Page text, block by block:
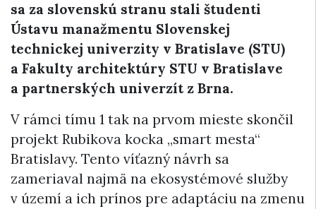
sa za slovenskú stranu stali študenti
Ústavu manažmentu Slovenskej
technickej univerzity v Bratislave (STU)
a Fakulty architektúry STU v Bratislave
a partnerských univerzít z Brna.
V rámci tímu 1 tak na prvom mieste skončil
projekt Rubikova kocka „smart mesta“
Bratislavy. Tento víťazný návrh sa
zameriaval najmä na ekosystémové služby
v území a ich prínos pre adaptáciu na zmenu